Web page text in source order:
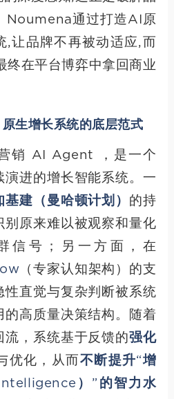
Noumena通过打造AI原
,让品牌不再被动适应,而
终在平台博弈中拿回商业
生增长系统的底层范式
销 AI Agent ，是一个
演进的增长智能系统。一
基建（曼哈顿计划） 的持
别原来难以被观察和量化
信号；另一方面，在
（专家认知架构）的支
性直觉与复杂判断被系统
的高质量决策结构。随着
，系统基于反馈的强化
优化，从而 不断提升“增
）”的智力水